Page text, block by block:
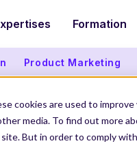
cookies are used to
media. To find out more
But in order to comply
Formation
Product Marketing
& sur Engagement : une croissance Produit responsable